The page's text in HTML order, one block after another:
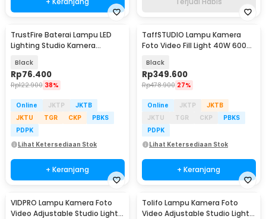
TrustFire Baterai Lampu LED
Lighting Studio Kamera
F970
Black
Rp76.400
Rp122.900 38%
Online JKTP
JKTB
JKTU
TGR CKP
PBKS
PDPK
Lihat Ketersediaan Stok
+ Keranjang
TaffSTUDIO Lampu Kamera
Foto Video Fill Light 40W 600
Black
Rp349.600
Rp478.900 27%
Online JKTP
JKTB
JKTU
TGR CKP
PBKS
PDPK
Lihat Ketersediaan Stok
+ Keranjang
VIDPRO Lampu Kamera Foto
Video Adjustable Studio Light
Tolifo Lampu Kamera Foto
Video Adjustable Studio Light